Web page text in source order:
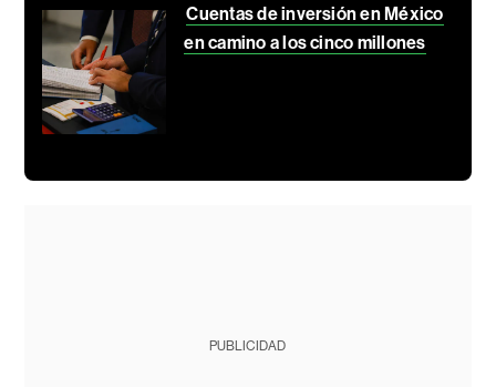
Cuentas de inversión en México
en camino a los cinco millones
PUBLICIDAD